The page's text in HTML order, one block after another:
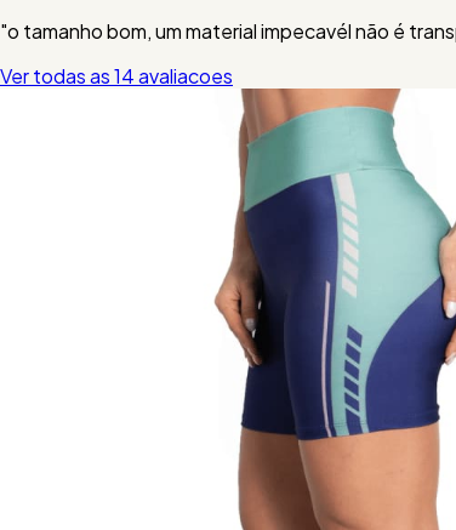
"o tamanho bom, um material impecavél não é
Ver todas as 14 avaliacoes